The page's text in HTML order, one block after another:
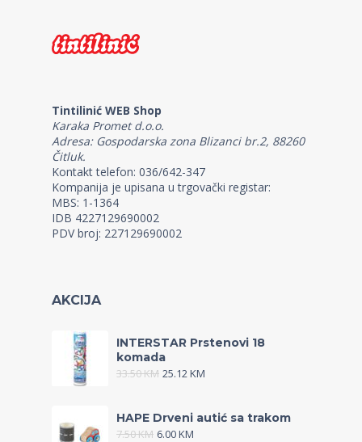
Tintilinić WEB Shop
Karaka Promet d.o.o.
Adresa: Gospodarska zona Blizanci br.2, 88260
Čitluk.
Kontakt telefon: 036/642-347
Kompanija je upisana u trgovački registar:
MBS: 1-1364
IDB 4227129690002
PDV broj: 227129690002
AKCIJA
INTERSTAR Prstenovi 18
komada
33.50KM 25.12KM
HAPE Drveni autić sa trakom
7.50KM 6.00KM